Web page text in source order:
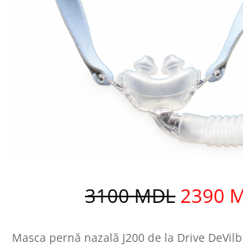
3100 MDL 2390
Masca pernă nazală J200 de la Drive